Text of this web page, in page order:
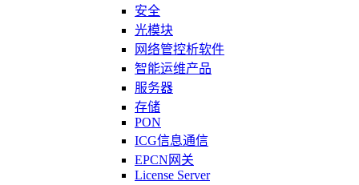
安全
光模块
网络管控析软件
智能运维产品
服务器
存储
PON
ICG信息通信
EPCN网关
License Server